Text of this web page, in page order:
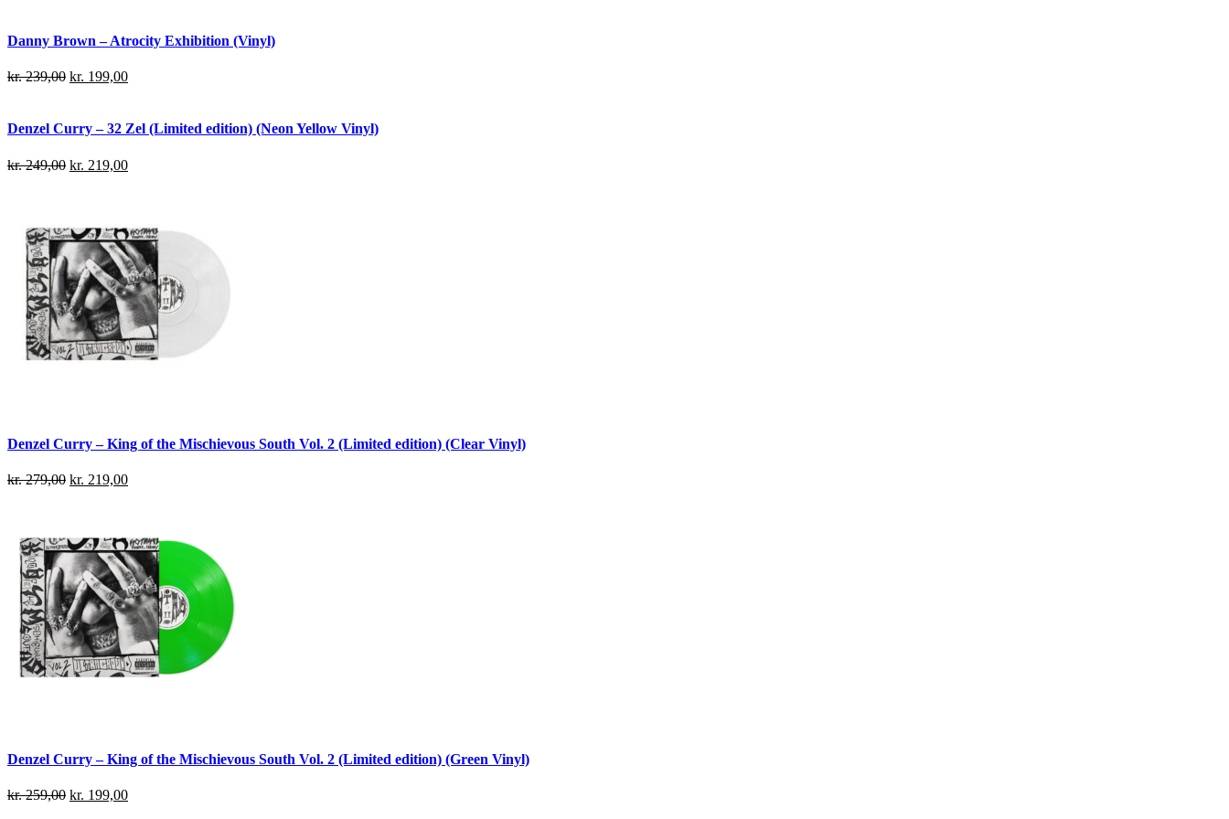
Danny Brown – Atrocity Exhibition (Vinyl)
kr.239,00 kr. 199,00
Denzel Curry – 32 Zel (Limited edition) (Neon Yellow Vinyl)
kr.249,00 kr. 219,00
Denzel Curry – King of the Mischievous South Vol. 2 (Limited edition) (Clear Vinyl)
kr.279,00 kr. 219,00
Denzel Curry – King of the Mischievous South Vol. 2 (Limited edition) (Green Vinyl)
kr.259,00 kr. 199,00